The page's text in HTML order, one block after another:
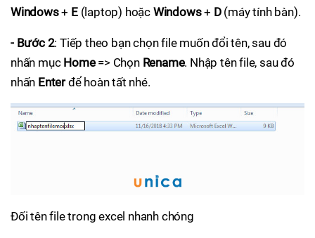
Windows+ E(laptop) hoặc Windows+ D(máy tính bàn).
- Bước 2: Tiếp theo bạn chọn file muốn đổi tên, sau đó
nhấn mục Home => Chọn Rename. Nhập tên file, sau đó
nhấn Enterđể hoàn tất nhé.
Đối tên file trong excel nhanh chóng